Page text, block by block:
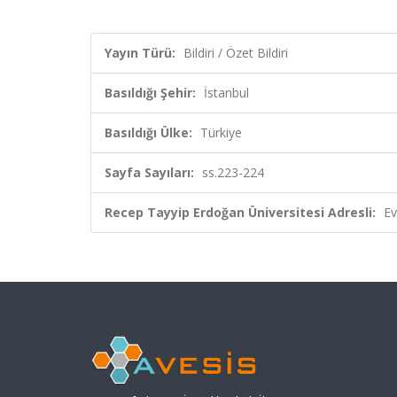
Yayın Türü: Bildiri / Özet Bildiri
Basıldığı Şehir: İstanbul
Basıldığı Ülke: Türkiye
Sayfa Sayıları: ss.223-224
Recep Tayyip Erdoğan Üniversitesi Adresli: